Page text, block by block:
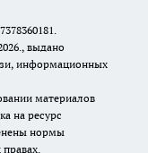
выдано
информационных
материалов
на ресурс
нормы